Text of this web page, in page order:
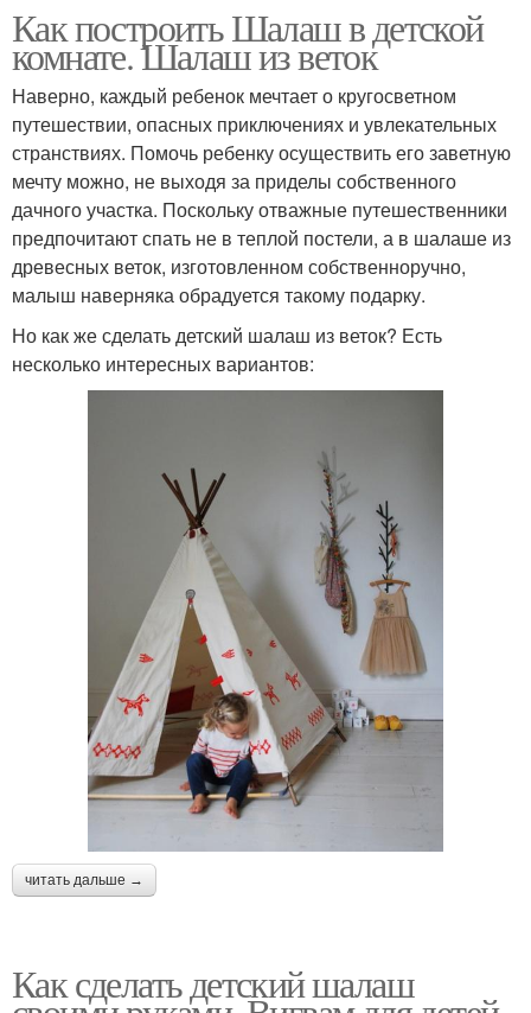
Как построить Шалаш в детской
комнате. Шалаш из веток
Наверно, каждый ребенок мечтает о кругосветном
путешествии, опасных приключениях и увлекательных
странствиях. Помочь ребенку осуществить его заветную
мечту можно, не выходя за приделы собственного
дачного участка. Поскольку отважные путешественники
предпочитают спать не в теплой постели, а в шалаше из
древесных веток, изготовленном собственноручно,
малыш наверняка обрадуется такому подарку.
Но как же сделать детский шалаш из веток? Есть
несколько интересных вариантов:
читать дальше →
Как сделать детский шалаш